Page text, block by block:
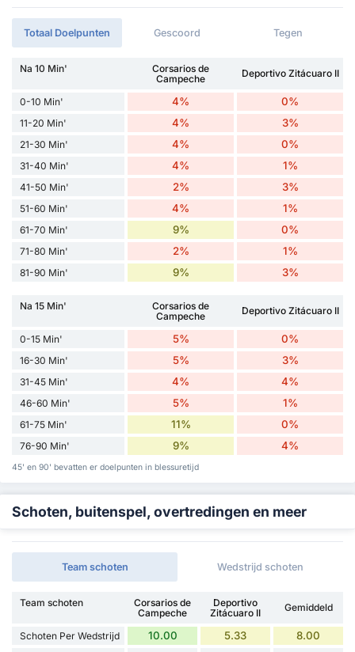
Totaal Doelpunten Gescoord Tegen
Na 10 Min'
Corsarios de
Campeche
Deportivo Zitácuaro II
0-10 Min' 4% 0%
11-20 Min' 4% 3%
21-30 Min' 4% 0%
31-40 Min' 4% 1%
41-50 Min' 2% 3%
51-60 Min' 4% 1%
61-70 Min' 9% 0%
71-80 Min' 2% 1%
81-90 Min' 9% 3%
Na 15 Min'
Corsarios de
Campeche
Deportivo Zitácuaro II
0-15 Min' 5% 0%
16-30 Min' 5% 3%
31-45 Min' 4% 4%
46-60 Min' 5% 1%
61-75 Min' 11% 0%
76-90 Min' 9% 4%
45' en 90' bevatten er doelpunten in blessuretijd
Schoten, buitenspel, overtredingen en meer
Team schoten Wedstrijd schoten
Team schoten
Corsarios de
Campeche
Deportivo
Zitácuaro II
Gemiddeld
Schoten Per Wedstrijd 10.00 5.33 8.00